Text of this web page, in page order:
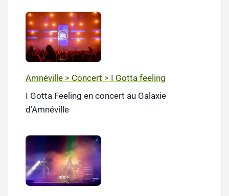
Amnéville > Concert > I Gotta feeling
I Gotta Feeling en concert au Galaxie
d’Amnéville